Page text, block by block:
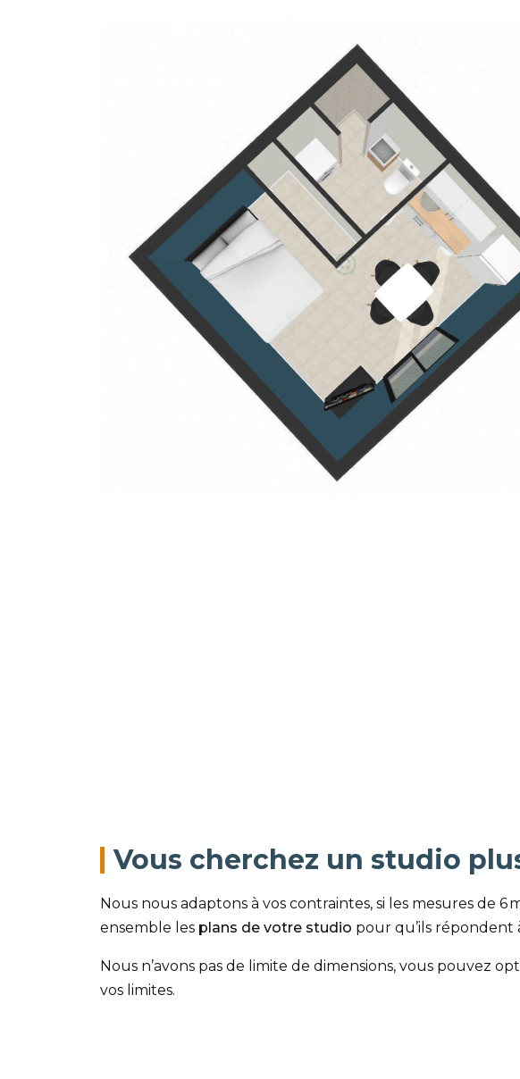
Vous cherchez un studio
Nous nous adaptons à vos contraintes, si les mesures de
ensemble les plans de votre studio pour qu’ils répondent
Nous n’avons pas de limite de dimensions, vous pouvez
vos limites.